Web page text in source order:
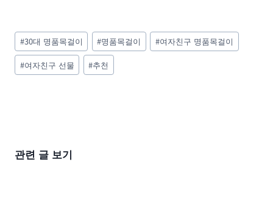
Post
Tags:
#30대 명품목걸이 #명품목걸이 #여자친구 명품목걸이
#여자친구 선물 #추천
관련 글 보기